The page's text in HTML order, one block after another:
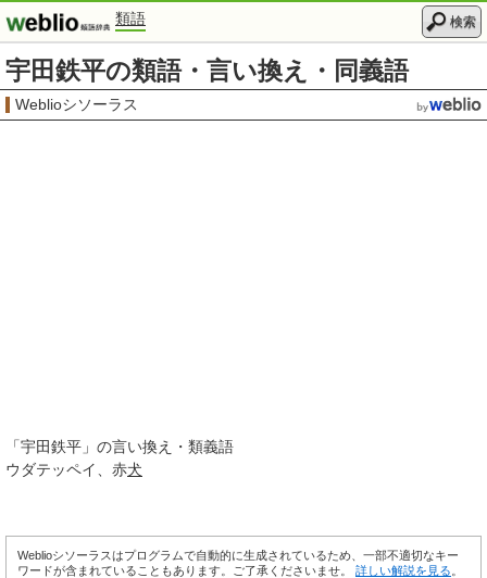
類語 検索
宇田鉄平の類語・言い換え・同義語
Weblioシソーラス
「宇田鉄平 」の言い換え・類義語
ウダテッペイ
赤犬
Weblioシソーラスはプログラムで自動的に生成されているため、一部不適切なキー
ワードが含まれていることもあります。ご了承くださいませ。 詳しい解説を見る